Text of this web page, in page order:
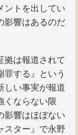
ントを出してい
影響はあるのだ
拠は報道されて
罪する』という
しい事実が報道
くならない限
影響はほぼない
スター』で永野